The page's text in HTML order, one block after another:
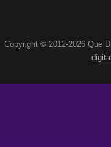
Copyright © 2012-2026 Que